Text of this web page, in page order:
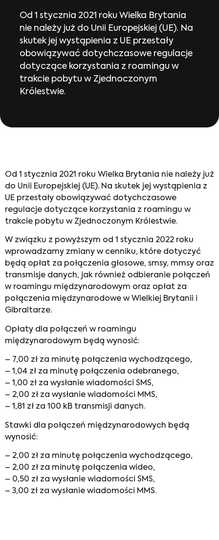
Od 1 stycznia 2021 roku Wielka Brytania
nie należy już do Unii Europejskiej (UE). Na
skutek jej wystąpienia z UE przestały
obowiązywać dotychczasowe regulacje
dotyczące korzystania z roamingu w
trakcie pobytu w Zjednoczonym
Królestwie.
Od 1 stycznia 2021 roku Wielka Brytania nie należy już
do Unii Europejskiej (UE). Na skutek jej wystąpienia z
UE przestały obowiązywać dotychczasowe
regulacje dotyczące korzystania z roamingu w
trakcie pobytu w Zjednoczonym Królestwie.
W związku z powyższym od 1 stycznia 2022 roku
wprowadzamy zmiany w cenniku, które dotyczyć
będą opłat za połączenia głosowe, smsy, mmsy oraz
transmisje danych, jak również odbieranie połączeń
w roamingu międzynarodowym oraz opłat za
połączenia międzynarodowe w Wielkiej Brytanii i
Gibraltarze.
Opłaty dla połączeń w roamingu
międzynarodowym będą wynosić:
– 7,00 zł za minutę połączenia wychodzącego,
– 1,04 zł za minutę połączenia odebranego,
– 1,00 zł za wysłanie wiadomości SMS,
– 2,00 zł za wysłanie wiadomości MMS,
– 1,81 zł za 100 kB transmisji danych.
Stawki dla połączeń międzynarodowych będą
wynosić:
– 2,00 zł za minutę połączenia wychodzącego,
– 2,00 zł za minutę połączenia wideo,
– 0,50 zł za wysłanie wiadomości SMS,
– 3,00 zł za wysłanie wiadomości MMS.